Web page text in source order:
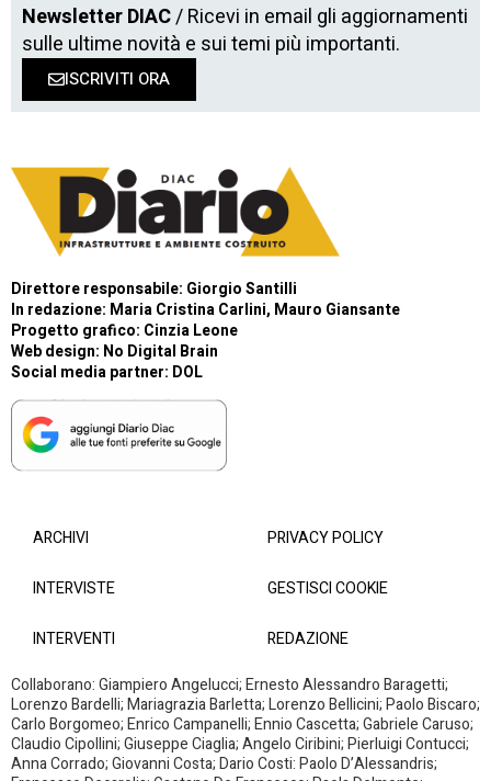
Newsletter DIAC/ Ricevi in email gli aggiornamenti
sulle ultime novità e sui temi più importanti.
ISCRIVITI ORA
Direttore responsabile: Giorgio Santilli
In redazione: Maria Cristina Carlini, Mauro Giansante
Progetto grafico: Cinzia Leone
Web design: No Digital Brain
Social media partner: DOL
ARCHIVI
INTERVISTE
INTERVENTI
PRIVACY POLICY
GESTISCI COOKIE
REDAZIONE
Collaborano: Giampiero Angelucci; Ernesto Alessandro Baragetti;
Lorenzo Bardelli; Mariagrazia Barletta; Lorenzo Bellicini; Paolo Biscaro;
Carlo Borgomeo; Enrico Campanelli; Ennio Cascetta; Gabriele Caruso;
Claudio Cipollini; Giuseppe Ciaglia; Angelo Ciribini; Pierluigi Contucci;
Anna Corrado; Giovanni Costa; Dario Costi: Paolo D’Alessandris;